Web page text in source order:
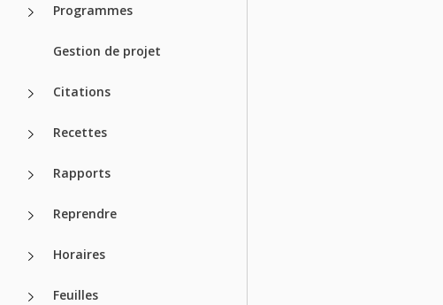
Programmes
Gestion de projet
Citations
Recettes
Rapports
Reprendre
Horaires
Feuilles